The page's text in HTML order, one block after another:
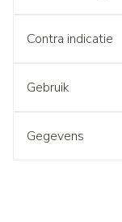
Contra indicatie
Gebruik
Gegevens